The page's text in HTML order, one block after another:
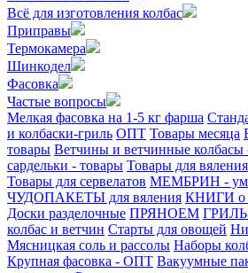
Всё для изготовления колбас
Приправы
Термокамера
Шинкодел
Фасовка
Частые вопросы
Мелкая фасовка на 1-5 кг фарша
и колбаски-гриль ОПТ Товары месяца
товары Ветчины и ветчинные колбасы
сардельки - товары Товары для вяления
Товары для сервелатов МЕМБРИН -
ЧУДОПАКЕТЫ для вяления КНИГИ о
Доски разделочные ПРЯНОЕМ ГРИЛЬ
колбас и ветчин Старты для овощей
Мясницкая соль и рассолы Наборы
Крупная фасовка - ОПТ Вакуумные